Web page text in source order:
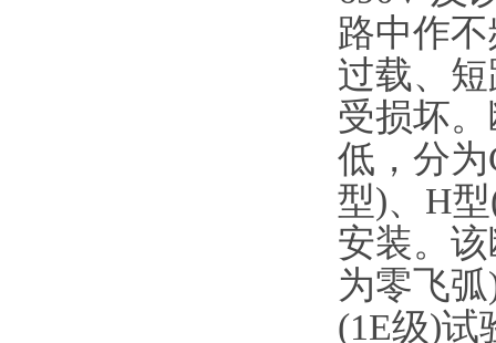
路中作
过载、
受损坏
低，分
型)、H
安装。
为零飞
(1E级)试